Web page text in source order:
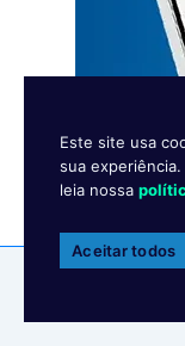
Este site usa
sua
leia nossa
Aceitar todos